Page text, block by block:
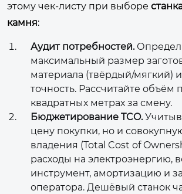
этому чек-листу при выборе
камня:
Аудит потребностей.
максимальный размер
материала (твёрдый/мягкий)
точность. Рассчитайте объём
квадратных метрах за смену.
Бюджетирование TCO.
цену покупки, но и
владения (Total Cost of
расходы на электроэнергию,
инструмент, амортизацию и
оператора. Дешёвый станок